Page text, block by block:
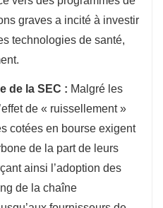
graves a incité à investir
technologies de santé,
de la SEC : Malgré les
de « ruissellement »
cotées en bourse exigent
de la part de leurs
ainsi l’adoption des
de la chaîne